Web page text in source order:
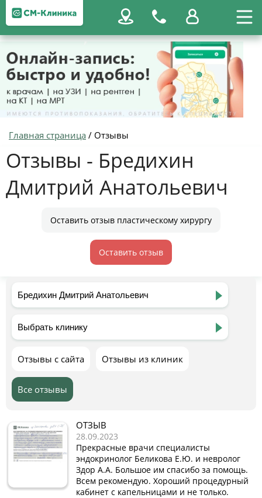
Главная страница / Отзывы
Отзывы - Бредихин
Дмитрий Анатольевич
Оставить отзыв пластическому хирургу
Оставить отзыв
Отзывы с сайта Отзывы из клиник
Все отзывы
ОТЗЫВ
28.09.2023
Прекрасные врачи специалисты
эндокринолог Беликова Е.Ю. и невролог
Здор А.А. Большое им спасибо за помощь.
Всем рекомендую. Хороший процедурный
кабинет с капельницами и не только.